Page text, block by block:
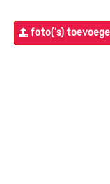
foto('s)